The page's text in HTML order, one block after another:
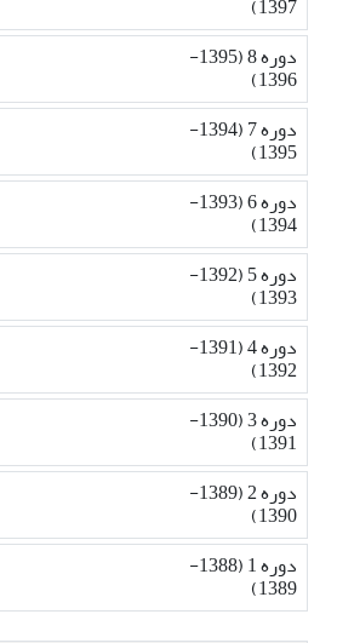
دوره 8 (1395-
1396)
دوره 7 (1394-
1395)
دوره 6 (1393-
1394)
دوره 5 (1392-
1393)
دوره 4 (1391-
1392)
دوره 3 (1390-
1391)
دوره 2 (1389-
1390)
دوره 1 (1388-
1389)